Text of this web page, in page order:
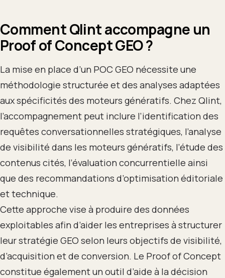
Comment Qlint accompagne un
Proof of Concept GEO ?
La mise en place d’un POC GEO nécessite une
méthodologie structurée et des analyses adaptées
aux spécificités des moteurs génératifs. Chez Qlint,
l’accompagnement peut inclure l’identification des
requêtes conversationnelles stratégiques, l’analyse
de visibilité dans les moteurs génératifs, l’étude des
contenus cités, l’évaluation concurrentielle ainsi
que des recommandations d’optimisation éditoriale
et technique.
Cette approche vise à produire des données
exploitables afin d’aider les entreprises à structurer
leur stratégie GEO selon leurs objectifs de visibilité,
d’acquisition et de conversion. Le Proof of Concept
constitue également un outil d’aide à la décision